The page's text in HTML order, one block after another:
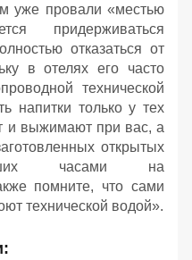
уже провали «местью
придерживаться
отказаться от
в отелях его часто
технической
напитки только у тех
и выжимают при вас, а
открытых
часами на
помните, что сами
технической водой».